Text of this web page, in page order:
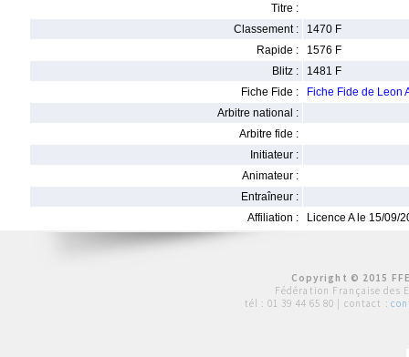
Titre :
Classement :
1470 F
Rapide :
1576 F
Blitz :
1481 F
Fiche Fide :
Fiche Fide de Leon
Arbitre national :
Arbitre fide :
Initiateur :
Animateur :
Entraîneur :
Affiliation :
Licence A le 15/09/
Copyright © 2015
Fédération Française des
tél : 01 39 44 65 80 | contact :